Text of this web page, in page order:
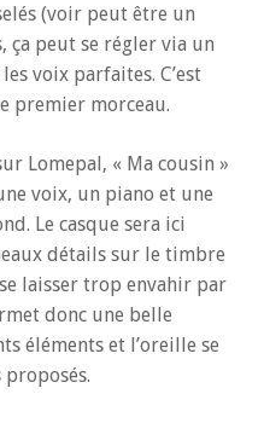
(voir peut être un
peut se régler via un
voix parfaites. C’est
premier morceau.
Lomepal, « Ma cousin »
voix, un piano et une
Le casque sera ici
détails sur le timbre
laisser trop envahir par
donc une belle
éléments et l’oreille se